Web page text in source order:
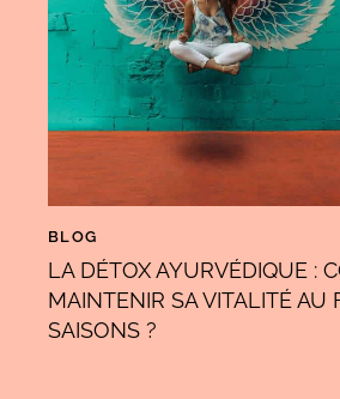
BLOG
LA DÉTOX AYURVÉDIQUE :
MAINTENIR SA VITALITÉ AU
SAISONS ?